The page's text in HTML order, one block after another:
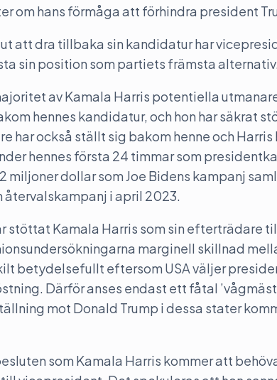
om hans förmåga att förhindra president
att dra tillbaka sin kandidatur har
sin position som partiets främsta alternativ.
av Kamala Harris potentiella
hennes kandidatur, och hon har säkrat
har också ställt sig bakom henne och
hennes första 24 timmar som
miljoner dollar som Joe Bidens kampanj
återvalskampanj i april 2023.
stöttat Kamala Harris som sin
marginell skillnad
betydelsefullt eftersom USA väljer
Därför anses endast ett fåtal
mot Donald Trump i dessa stater
som Kamala Harris kommer att